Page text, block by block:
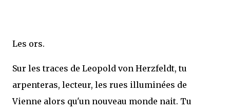
Les ors.
Sur les traces de Leopold von Herzfeldt, tu
arpenteras, lecteur, les rues illuminées de
Vienne alors qu'un nouveau monde nait. Tu